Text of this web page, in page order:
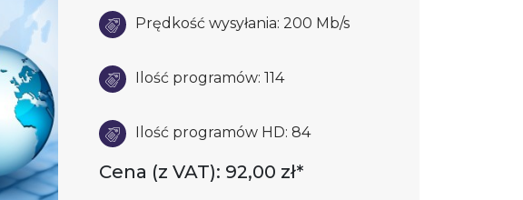
Prędkość wysyłania: 200 Mb/s
Ilość programów: 114
Ilość programów HD: 84
Cena (z VAT): 92,00 zł*